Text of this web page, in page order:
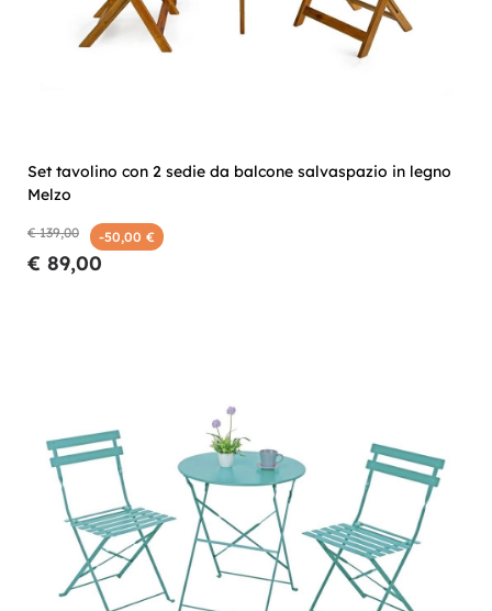
Set tavolino con 2 sedie da balcone salvaspazio in legno
Melzo
€ 139,00 -50,00 €
€ 89,00